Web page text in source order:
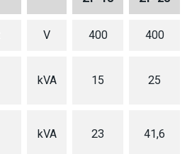
V 400 400
kVA 15 25
kVA 23 41,6